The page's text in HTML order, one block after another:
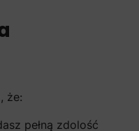
że:
pełną zdolość